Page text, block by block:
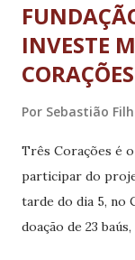
INVESTE
CORAÇÕES
Por Sebastião
Três Corações é
participar do
tarde do dia 5, no
doação de 23